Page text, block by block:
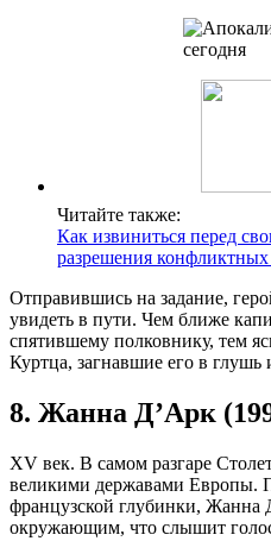
Читайте также:
Как извиниться перед
разрешения
Отправившись на задание,
увидеть в пути. Чем ближе
спятившему полковнику, тем
Куртца, загнавшие его в
8. Жанна Д’Арк
XV век. В самом разгаре
великими державами Европы.
французской глубинки, Жанна
окружающим, что слышит